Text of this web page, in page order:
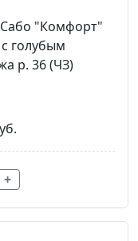
"Комфорт"
голубым
р. 36 (ЧЗ)
+